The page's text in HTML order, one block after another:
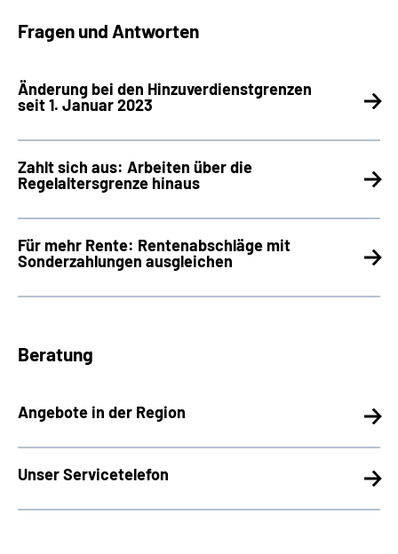
Fragen und Antworten
Änderung bei den Hinzuverdienstgrenzen
seit 1. Januar 2023
Zahlt sich aus: Arbeiten über die
Regelaltersgrenze hinaus
Für mehr Rente: Rentenabschläge mit
Sonderzahlungen ausgleichen
Beratung
Angebote in der Region
Unser Servicetelefon